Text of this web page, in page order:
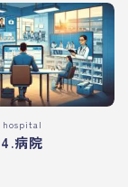
hospital
4.病院